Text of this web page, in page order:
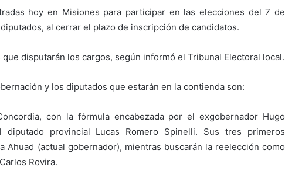
hoy en Misiones para participar en las elecciones del 7 de
al cerrar el plazo de inscripción de candidatos.
disputarán los cargos, según informó el Tribunal Electoral local.
y los diputados que estarán en la contienda son:
con la fórmula encabezada por el exgobernador Hugo
diputado provincial Lucas Romero Spinelli. Sus tres primeros
Ahuad (actual gobernador), mientras buscarán la reelección como
Rovira.